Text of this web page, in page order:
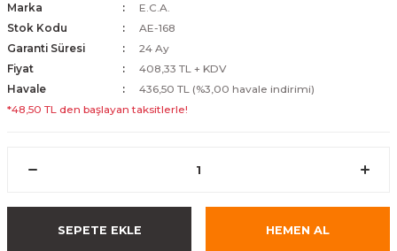
Marka
E.C.A.
Stok Kodu
AE-168
Garanti Süresi
24 Ay
Fiyat
408,33 TL + KDV
Havale
436,50 TL (%3,00 havale indirimi)
*48,50 TL den başlayan taksitlerle!
SEPETE EKLE HEMEN AL